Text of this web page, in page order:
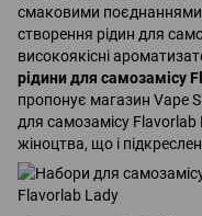
смаковими
створення рідин для
високоякісні
рідини для самозамісу
пропонує магазин Vape
для самозамісу
жіноцтва, що і